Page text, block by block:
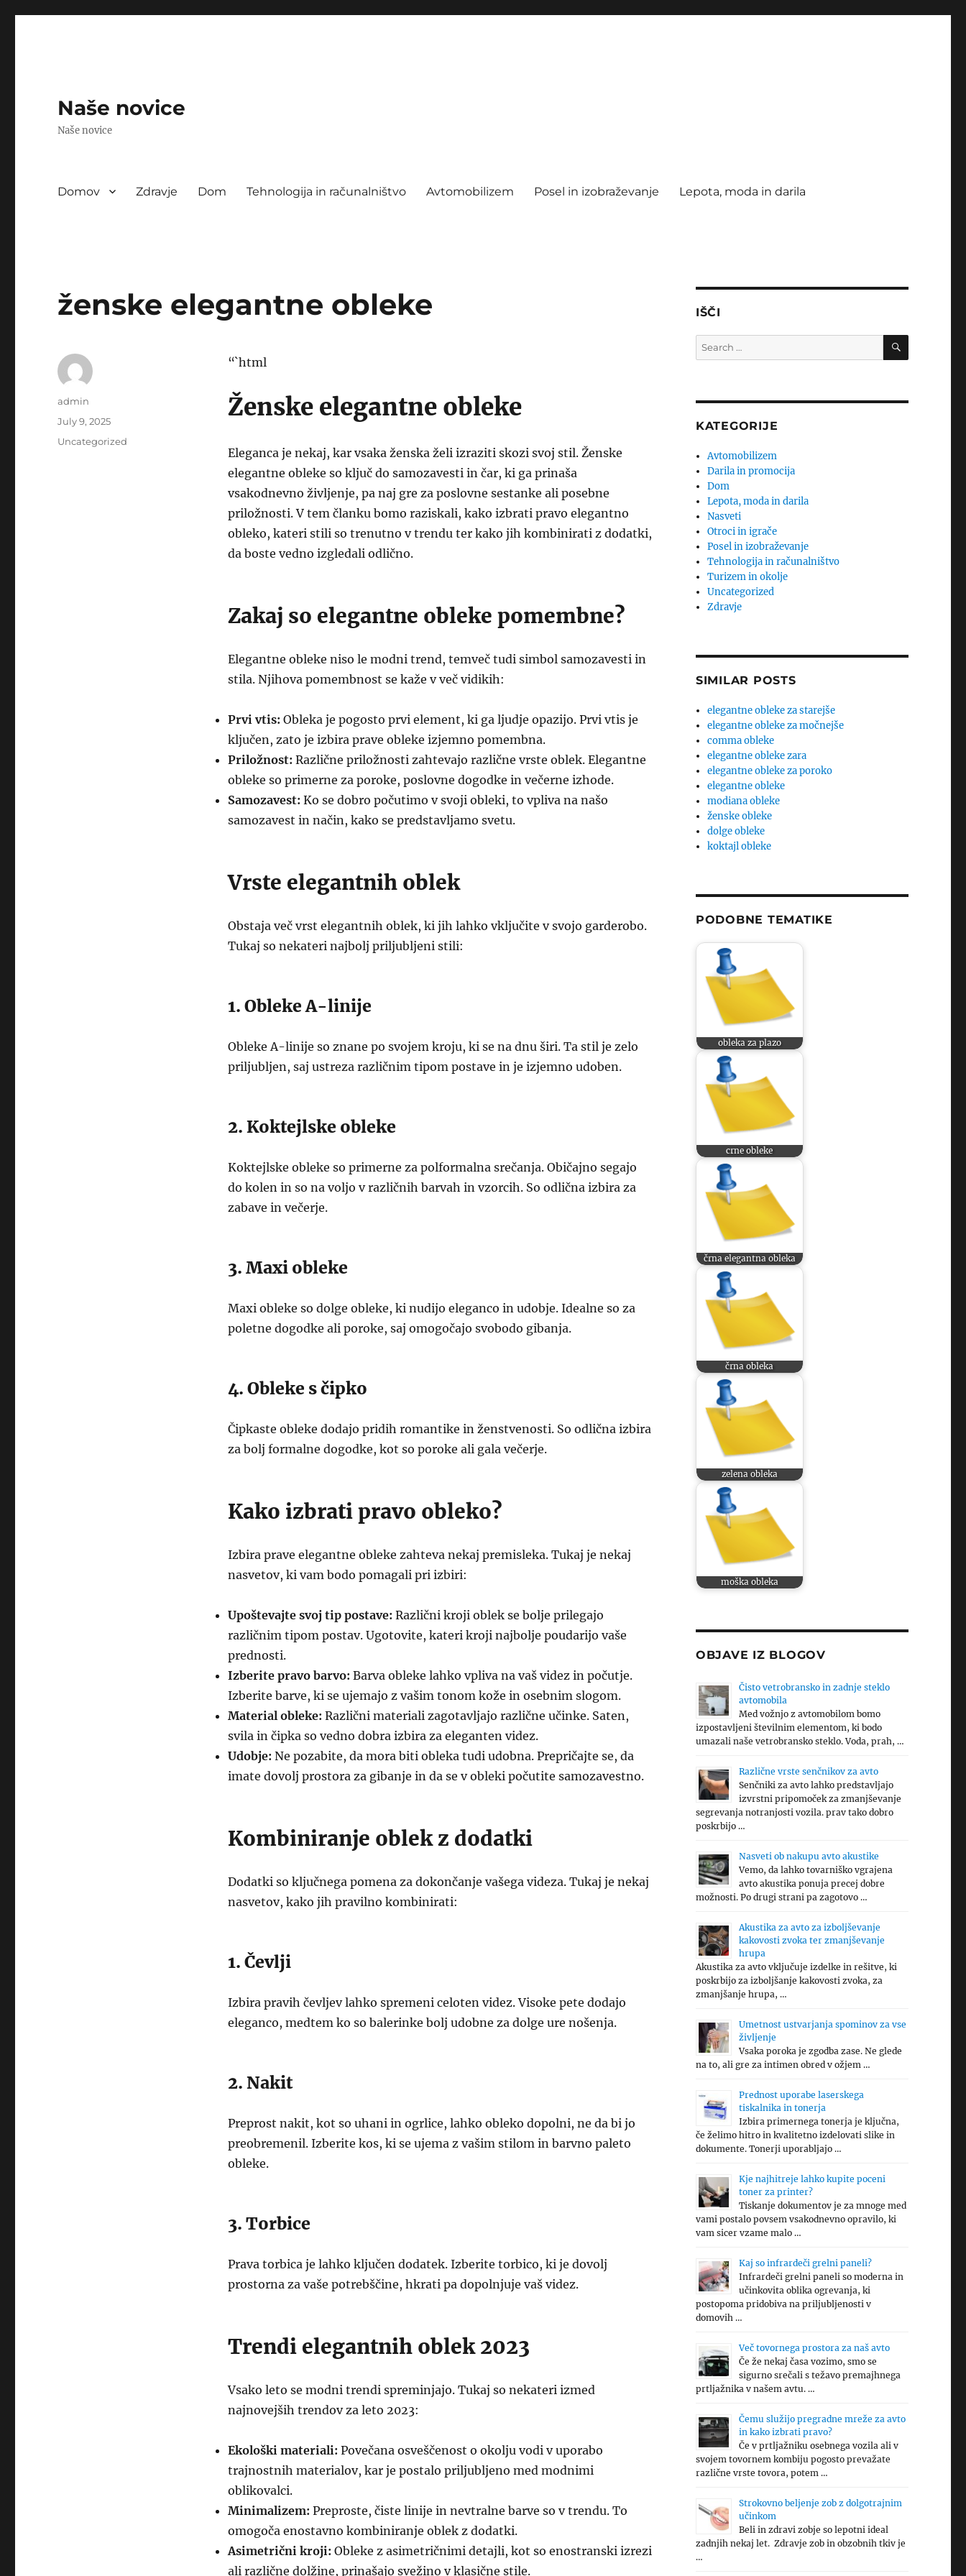
Naše novice
Naše novice
Domov Zdravje Dom Tehnologija in računalništvo Avtomobilizem Posel in izobraževanje Lepota, moda in darila
ženske elegantne obleke
“`html
Ženske elegantne obleke
Eleganca je nekaj, kar vsaka ženska želi izraziti skozi svoj stil. Ženske
elegantne obleke so ključ do samozavesti in čar, ki ga prinaša
vsakodnevno življenje, pa naj gre za poslovne sestanke ali posebne
priložnosti. V tem članku bomo raziskali, kako izbrati pravo elegantno
obleko, kateri stili so trenutno v trendu ter kako jih kombinirati z dodatki,
da boste vedno izgledali odlično.
Zakaj so elegantne obleke pomembne?
Elegantne obleke niso le modni trend, temveč tudi simbol samozavesti in
stila. Njihova pomembnost se kaže v več vidikih:
Prvi vtis: Obleka je pogosto prvi element, ki ga ljudje opazijo. Prvi vtis je
ključen, zato je izbira prave obleke izjemno pomembna.
Priložnost: Različne priložnosti zahtevajo različne vrste oblek. Elegantne
obleke so primerne za poroke, poslovne dogodke in večerne izhode.
Samozavest: Ko se dobro počutimo v svoji obleki, to vpliva na našo
samozavest in način, kako se predstavljamo svetu.
Vrste elegantnih oblek
Obstaja več vrst elegantnih oblek, ki jih lahko vključite v svojo garderobo.
Tukaj so nekateri najbolj priljubljeni stili:
1. Obleke A-linije
Obleke A-linije so znane po svojem kroju, ki se na dnu širi. Ta stil je zelo
priljubljen, saj ustreza različnim tipom postave in je izjemno udoben.
2. Koktejlske obleke
Koktejlske obleke so primerne za polformalna srečanja. Običajno segajo
do kolen in so na voljo v različnih barvah in vzorcih. So odlična izbira za
zabave in večerje.
3. Maxi obleke
Maxi obleke so dolge obleke, ki nudijo eleganco in udobje. Idealne so za
poletne dogodke ali poroke, saj omogočajo svobodo gibanja.
4. Obleke s čipko
Čipkaste obleke dodajo pridih romantike in ženstvenosti. So odlična izbira
za bolj formalne dogodke, kot so poroke ali gala večerje.
Kako izbrati pravo obleko?
Izbira prave elegantne obleke zahteva nekaj premisleka. Tukaj je nekaj
nasvetov, ki vam bodo pomagali pri izbiri:
Upoštevajte svoj tip postave: Različni kroji oblek se bolje prilegajo
različnim tipom postav. Ugotovite, kateri kroji najbolje poudarijo vaše
prednosti.
Izberite pravo barvo: Barva obleke lahko vpliva na vaš videz in počutje.
Izberite barve, ki se ujemajo z vašim tonom kože in osebnim slogom.
Material obleke: Različni materiali zagotavljajo različne učinke. Saten,
svila in čipka so vedno dobra izbira za eleganten videz.
Udobje: Ne pozabite, da mora biti obleka tudi udobna. Prepričajte se, da
imate dovolj prostora za gibanje in da se v obleki počutite samozavestno.
Kombiniranje oblek z dodatki
Dodatki so ključnega pomena za dokončanje vašega videza. Tukaj je nekaj
nasvetov, kako jih pravilno kombinirati:
1. Čevlji
Izbira pravih čevljev lahko spremeni celoten videz. Visoke pete dodajo
eleganco, medtem ko so balerinke bolj udobne za dolge ure nošenja.
2. Nakit
Preprost nakit, kot so uhani in ogrlice, lahko obleko dopolni, ne da bi jo
preobremenil. Izberite kos, ki se ujema z vašim stilom in barvno paleto
obleke.
3. Torbice
Prava torbica je lahko ključen dodatek. Izberite torbico, ki je dovolj
prostorna za vaše potrebščine, hkrati pa dopolnjuje vaš videz.
Trendi elegantnih oblek 2023
Vsako leto se modni trendi spreminjajo. Tukaj so nekateri izmed
najnovejših trendov za leto 2023:
Ekološki materiali: Povečana osveščenost o okolju vodi v uporabo
trajnostnih materialov, kar je postalo priljubljeno med modnimi
oblikovalci.
Minimalizem: Preproste, čiste linije in nevtralne barve so v trendu. To
omogoča enostavno kombiniranje oblek z dodatki.
Asimetrični kroji: Obleke z asimetričnimi detajli, kot so enostranski izrezi
ali različne dolžine, prinašajo svežino v klasične stile.
Author
admin
Posted
July 9, 2025
Categories
Uncategorized
IŠČI
Search
for:
SEARCH
KATEGORIJE
Avtomobilizem
Darila in promocija
Dom
Lepota, moda in darila
Nasveti
Otroci in igrače
Posel in izobraževanje
Tehnologija in računalništvo
Turizem in okolje
Uncategorized
Zdravje
SIMILAR POSTS
elegantne obleke za starejše
elegantne obleke za močnejše
comma obleke
elegantne obleke zara
elegantne obleke za poroko
elegantne obleke
modiana obleke
ženske obleke
dolge obleke
koktajl obleke
PODOBNE TEMATIKE
obleka za plazo
crne obleke
črna elegantna obleka
črna obleka
zelena obleka
moška obleka
OBJAVE IZ BLOGOV
Čisto vetrobransko in zadnje steklo
avtomobila
Med vožnjo z avtomobilom bomo
izpostavljeni številnim elementom, ki bodo
umazali naše vetrobransko steklo. Voda, prah, …
Različne vrste senčnikov za avto
Senčniki za avto lahko predstavljajo
izvrstni pripomoček za zmanjševanje
segrevanja notranjosti vozila. prav tako dobro
poskrbijo …
Nasveti ob nakupu avto akustike
Vemo, da lahko tovarniško vgrajena
avto akustika ponuja precej dobre
možnosti. Po drugi strani pa zagotovo …
Akustika za avto za izboljševanje
kakovosti zvoka ter zmanjševanje
hrupa
Akustika za avto vključuje izdelke in rešitve, ki
poskrbijo za izboljšanje kakovosti zvoka, za
zmanjšanje hrupa, …
Umetnost ustvarjanja spominov za vse
življenje
Vsaka poroka je zgodba zase. Ne glede
na to, ali gre za intimen obred v ožjem …
Prednost uporabe laserskega
tiskalnika in tonerja
Izbira primernega tonerja je ključna,
če želimo hitro in kvalitetno izdelovati slike in
dokumente. Tonerji uporabljajo …
Kje najhitreje lahko kupite poceni
toner za printer?
Tiskanje dokumentov je za mnoge med
vami postalo povsem vsakodnevno opravilo, ki
vam sicer vzame malo …
Kaj so infrardeči grelni paneli?
Infrardeči grelni paneli so moderna in
učinkovita oblika ogrevanja, ki
postopoma pridobiva na priljubljenosti v
domovih …
Več tovornega prostora za naš avto
Če že nekaj časa vozimo, smo se
sigurno srečali s težavo premajhnega
prtljažnika v našem avtu. …
Čemu služijo pregradne mreže za avto
in kako izbrati pravo?
Če v prtljažniku osebnega vozila ali v
svojem tovornem kombiju pogosto prevažate
različne vrste tovora, potem …
Strokovno beljenje zob z dolgotrajnim
učinkom
Beli in zdravi zobje so lepotni ideal
zadnjih nekaj let. Zdravje zob in obzobnih tkiv je
…